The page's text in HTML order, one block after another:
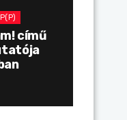
című